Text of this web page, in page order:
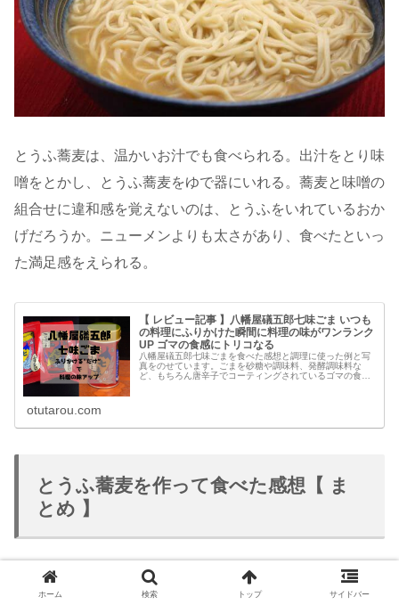
とうふ蕎麦は、温かいお汁でも食べられる。出汁をとり味
噌をとかし、とうふ蕎麦をゆで器にいれる。蕎麦と味噌の
組合せに違和感を覚えないのは、とうふをいれているおか
げだろうか。ニューメンよりも太さがあり、食べたといっ
た満足感をえられる。
【 レビュー記事 】八幡屋礒五郎七味ごま いつも
の料理にふりかけた瞬間に料理の味がワンランク
UP ゴマの食感にトリコなる
八幡屋礒五郎七味ごまを食べた感想と調理に使った例と写
真をのせています。ごまを砂糖や調味料、発酵調味料な
ど、もちろん唐辛子でコーティングされているゴマの食感
otutarou.com
とうふ蕎麦を作って食べた感想【 ま
とめ 】
とうふを水のかわりいれて作る蕎麦。とうふは、水の代用
ホーム 検索 トップ サイドバー